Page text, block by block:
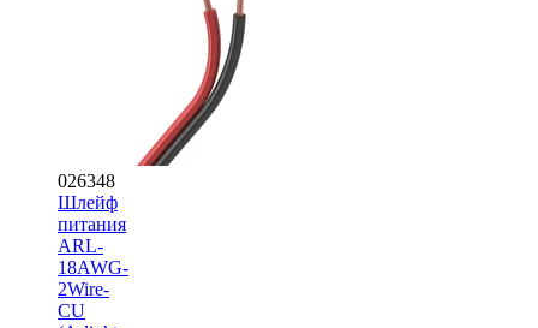
026348
Шлейф
питания
ARL-
18AWG-
2Wire-
CU